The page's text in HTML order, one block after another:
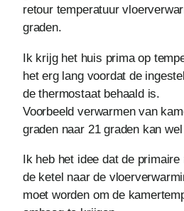
retour temperatuur
graden.
Ik krijg het huis prima op
het erg lang voordat de
de thermostaat behaald is.
Voorbeeld verwarmen van
graden naar 21 graden kan
Ik heb het idee dat de
de ketel naar de
moet worden om de